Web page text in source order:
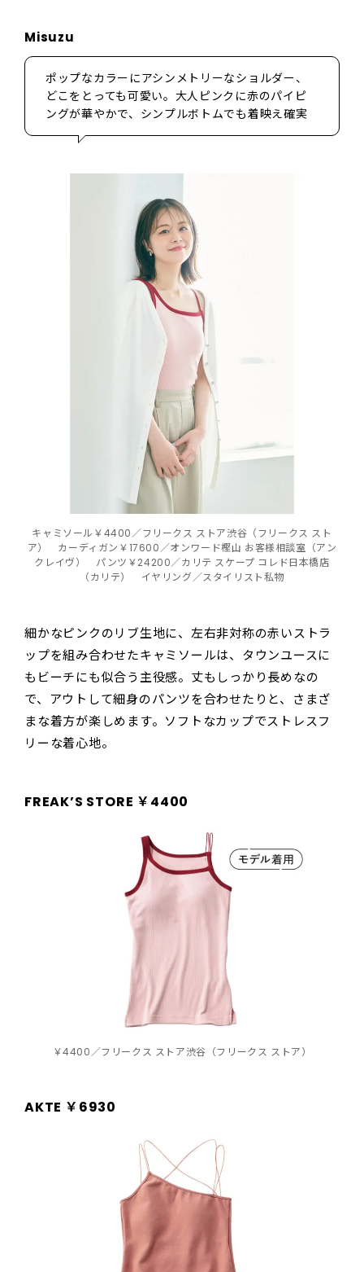
Misuzu
ポップなカラーにアシンメトリーなショルダー、
どこをとっても可愛い。大人ピンクに赤のパイピ
ングが華やかで、シンプルボトムでも着映え確実
キャミソール￥4400／フリークス ストア渋谷（フリークス スト
ア） カーディガン￥17600／オンワード樫山 お客様相談室（アン
クレイヴ） パンツ￥24200／カリテ スケープ コレド日本橋店
（カリテ） イヤリング／スタイリスト私物
細かなピンクのリブ生地に、左右非対称の赤いストラ
ップを組み合わせたキャミソールは、タウンユースに
もビーチにも似合う主役感。丈もしっかり長めなの
で、アウトして細身のパンツを合わせたりと、さまざ
まな着方が楽しめます。ソフトなカップでストレスフ
リーな着心地。
FREAK’S STORE ￥4400
￥4400／フリークス ストア渋谷（フリークス ストア）
AKTE ￥6930